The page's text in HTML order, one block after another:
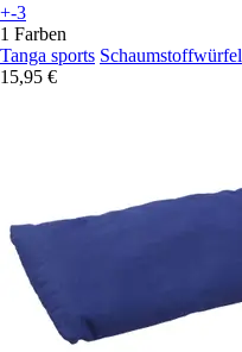
+-3
1 Farben
Tanga sports Schaumstoffwürfel
15,95 €